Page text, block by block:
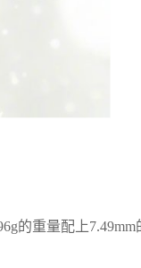
的重量配上7.49mm